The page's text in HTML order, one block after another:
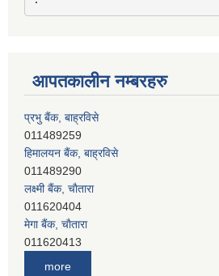
आपतकालीन नम्बरहरु
प्रभु बैंक, बाह्रविसे
011489259
हिमालयन बैंक, बाह्रविसे
011489290
लक्ष्मी बैंक, चाैतारा
011620404
मेगा बैंक, चाैतारा
011620413
more